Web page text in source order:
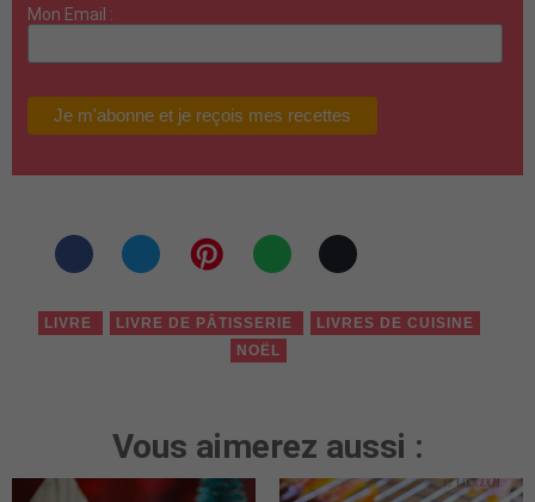
Mon Email :
LIVRE LIVRE DE PÂTISSERIE
LIVRES DE CUISINE
NOËL
Vous aimerez aussi :